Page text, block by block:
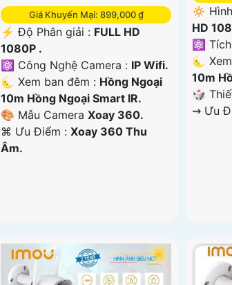
Giá Khuyến Mại: 899,000 ₫
️⚡ Độ Phân giải : FULL HD
1080P .
⚛️ Công Nghệ Camera : IP Wifi.
🌜 Xem ban đêm : Hồng Ngoại
10m Hồng Ngoại Smart IR.
🎨 Mẫu CameraXoay 360.
️⌘ Ưu Điểm :Xoay 360 Thu
Âm.
🔅
HD
⚛️ Tích
🌜
10m
🎲
️⇝ Ưu